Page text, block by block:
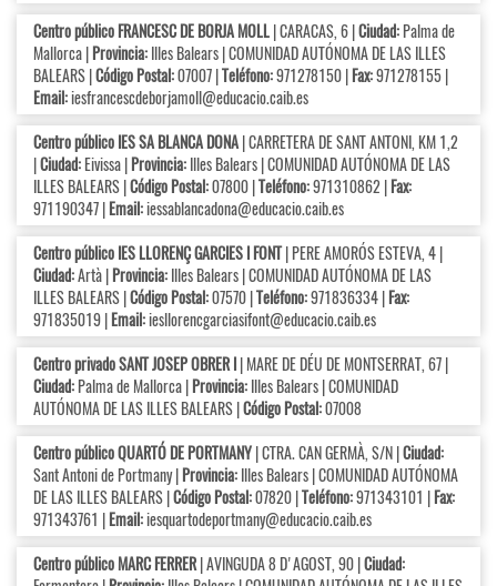
Centro público FRANCESC DE BORJA MOLL| CARACAS, 6 |Ciudad:Palma de
Mallorca |Provincia:Illes Balears | COMUNIDAD AUTÓNOMA DE LAS ILLES
BALEARS |Código Postal:07007 |Teléfono:971278150 |Fax:971278155 |
Email:iesfrancescdeborjamoll@educacio.caib.es
Centro público IES SA BLANCA DONA| CARRETERA DE SANT ANTONI, KM 1,2
|Ciudad:Eivissa |Provincia:Illes Balears | COMUNIDAD AUTÓNOMA DE LAS
ILLES BALEARS |Código Postal:07800 |Teléfono:971310862 |Fax:
971190347 |Email:iessablancadona@educacio.caib.es
Centro público IES LLORENÇ GARCIES I FONT| PERE AMORÓS ESTEVA, 4 |
Ciudad:Artà |Provincia:Illes Balears | COMUNIDAD AUTÓNOMA DE LAS
ILLES BALEARS |Código Postal:07570 |Teléfono:971836334 |Fax:
971835019 |Email:iesllorencgarciasifont@educacio.caib.es
Centro privado SANT JOSEP OBRER I| MARE DE DÉU DE MONTSERRAT, 67 |
Ciudad:Palma de Mallorca |Provincia:Illes Balears | COMUNIDAD
AUTÓNOMA DE LAS ILLES BALEARS |Código Postal:07008
Centro público QUARTÓ DE PORTMANY| CTRA. CAN GERMÀ, S/N |Ciudad:
Sant Antoni de Portmany |Provincia:Illes Balears | COMUNIDAD AUTÓNOMA
DE LAS ILLES BALEARS |Código Postal:07820 |Teléfono:971343101 |Fax:
971343761 |Email:iesquartodeportmany@educacio.caib.es
Centro público MARC FERRER| AVINGUDA 8 D'AGOST, 90 |Ciudad: